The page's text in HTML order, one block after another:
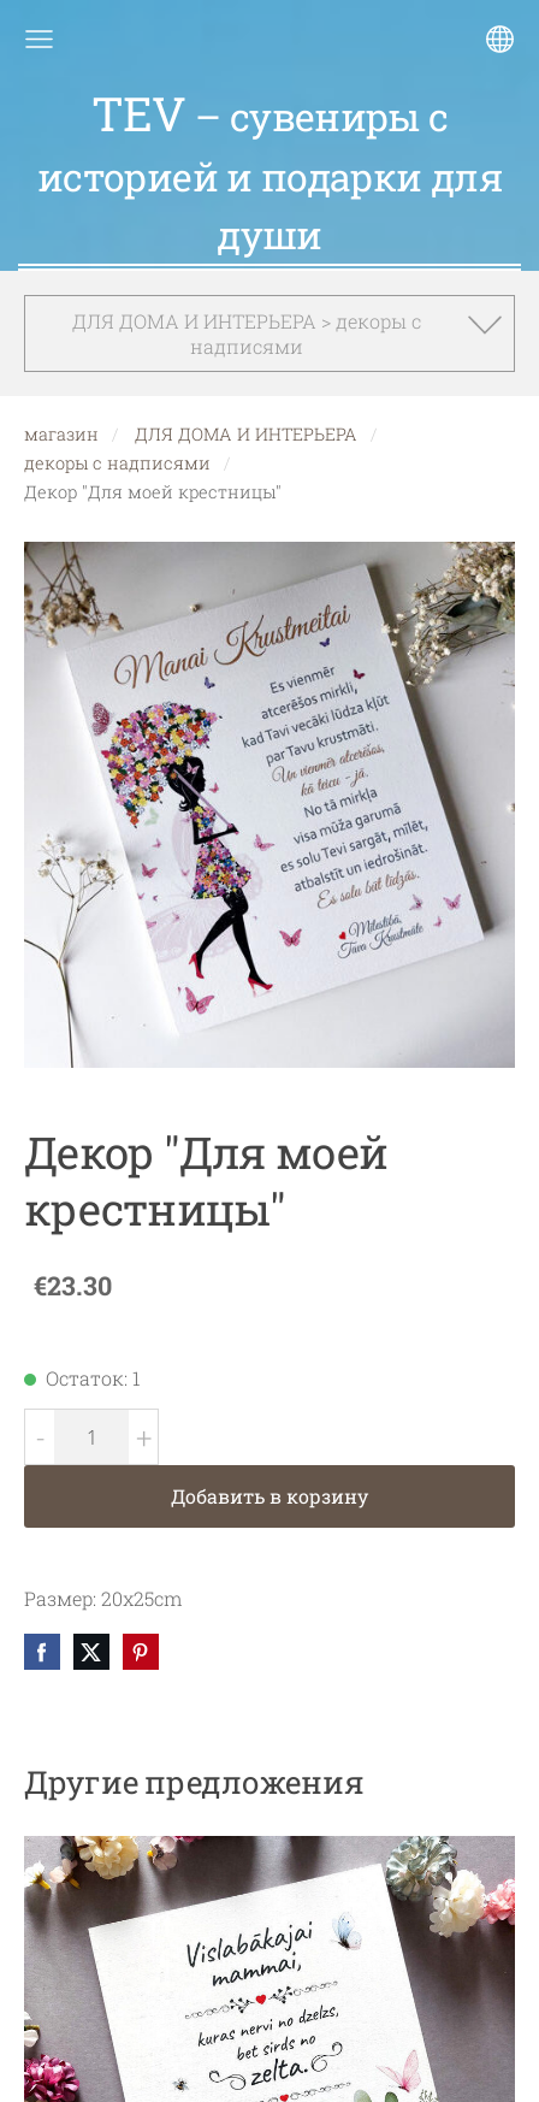
TEV – сувениры с
историей и подарки для
души
ДЛЯ ДОМА И ИНТЕРЬЕРА > декоры с
надписями
магазин
ДЛЯ ДОМА И ИНТЕРЬЕРА
декоры с надписями
Декор "Для моей крестницы"
Декор "Для моей
крестницы"
€23.30
Остаток: 1
- +
Добавить в корзину
Размер: 20x25cm
Другие предложения